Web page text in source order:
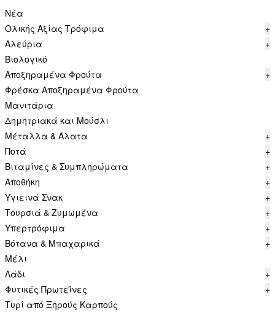
Νέα
Ολικής Αξίας Τρόφιμα
+
Αλεύρια
+
Βιολογικό
Αποξηραμένα Φρούτα
+
Φρέσκα Αποξηραμένα Φρούτα
Μανιτάρια
Δημητριακά και Μούσλι
Μέταλλα & Άλατα
+
Ποτά
+
Βιταμίνες & Συμπληρώματα
+
Αποθήκη
+
Υγιεινά Σνακ
+
Τουρσιά & Ζυμωμένα
+
Υπερτρόφιμα
+
Βότανα & Μπαχαρικά
+
Μέλι
Λάδι
+
Φυτικές Πρωτεΐνες
+
Τυρί από Ξηρούς Καρπούς